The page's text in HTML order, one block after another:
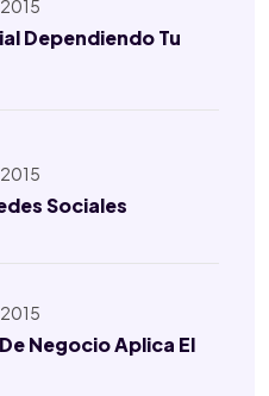
Dependiendo Tu
Sociales
Negocio Aplica El